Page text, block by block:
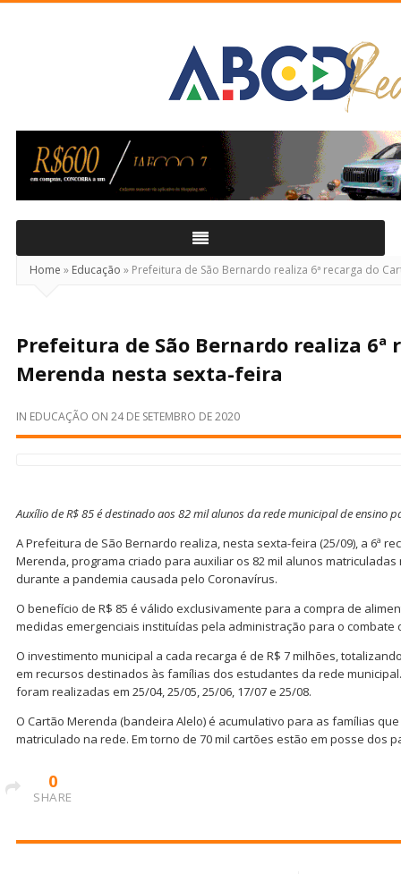
Real
Home » Educação » Prefeitura de São Bernardo realiza 6ª recarga do
Prefeitura de São Bernardo realiza 6ª
Merenda nesta sexta-feira
IN EDUCAÇÃO ON 24 DE SETEMBRO DE 2020
Auxílio de R$ 85 é destinado aos 82 mil alunos da rede municipal de ensino
A Prefeitura de São Bernardo realiza, nesta sexta-feira (25/09), a 6ª
Merenda, programa criado para auxiliar os 82 mil alunos
durante a pandemia causada pelo Coronavírus.
O benefício de R$ 85 é válido exclusivamente para a compra de
medidas emergenciais instituídas pela administração para o combate
O investimento municipal a cada recarga é de R$ 7 milhões,
em recursos destinados às famílias dos estudantes da rede
foram realizadas em 25/04, 25/05, 25/06, 17/07 e 25/08.
O Cartão Merenda (bandeira Alelo) é acumulativo para as famílias
matriculado na rede. Em torno de 70 mil cartões estão em posse dos
0
SHARE